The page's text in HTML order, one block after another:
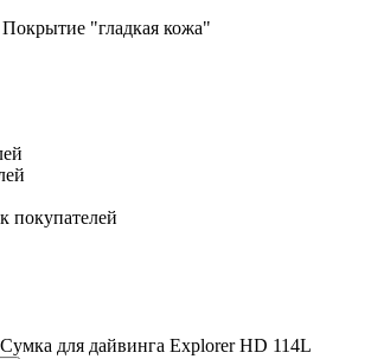
"гладкая кожа"
покупателей
для дайвинга Explorer HD 114L